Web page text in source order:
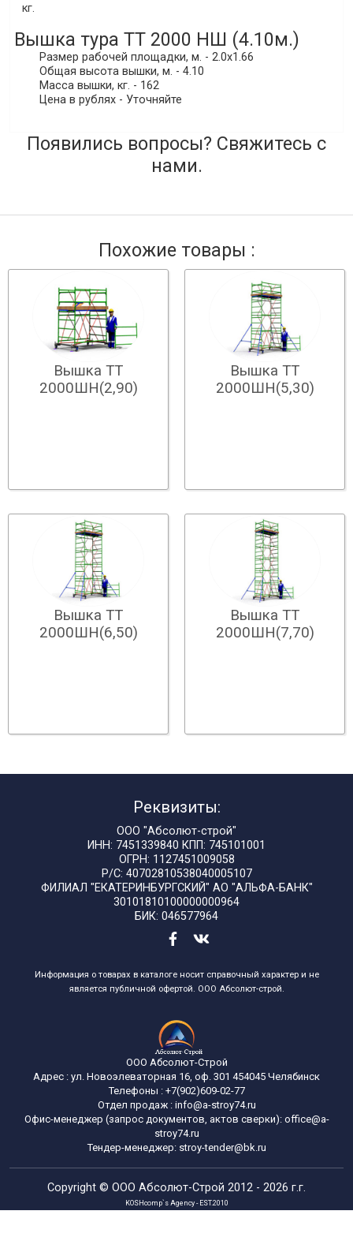
кг.
Вышка тура ТТ 2000 НШ (4.10м.)
Размер рабочей площадки, м. - 2.0х1.66
Общая высота вышки, м. - 4.10
Масса вышки, кг. - 162
Цена в рублях - Уточняйте
Появились вопросы? Свяжитесь с
нами.
Похожие товары :
Вышка ТТ
2000ШН(2,90)
Вышка ТТ
2000ШН(5,30)
Вышка ТТ
2000ШН(6,50)
Вышка ТТ
2000ШН(7,70)
Реквизиты:
ООО "Абсолют-строй"
ИНН: 7451339840 КПП: 745101001
ОГРН: 1127451009058
Р/С: 40702810538040005107
ФИЛИАЛ "ЕКАТЕРИНБУРГСКИЙ" АО "АЛЬФА-БАНК"
30101810100000000964
БИК: 046577964
Информация о товарах в каталоге носит справочный характер и не
является публичной офертой. ООО Абсолют-строй.
ООО Абсолют-Строй
Адрес : ул. Новоэлеваторная 16, оф. 301 454045 Челябинск
Телефоны :+7(902)609-02-77
Отдел продаж : info@a-stroy74.ru
Офис-менеджер (запрос документов, актов сверки): office@a-
stroy74.ru
Тендер-менеджер: stroy-tender@bk.ru
Copyright © ООО Абсолют-Строй 2012 - 2026 г.г.
KOSHcomp`s Agency - EST.2010